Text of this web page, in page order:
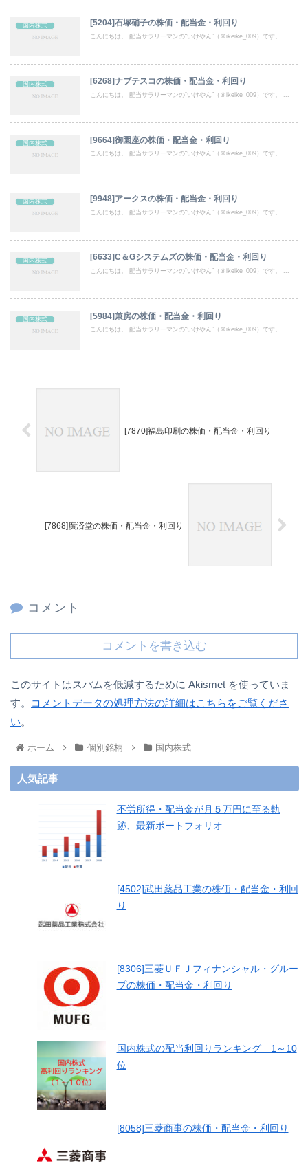
国内株式 [5204]石塚硝子の株価・配当金・利回り
こんにちは。 配当サラリーマンの“いけやん”（＠ikeike_009）です。 ...
国内株式 [6268]ナブテスコの株価・配当金・利回り
こんにちは。 配当サラリーマンの“いけやん”（＠ikeike_009）です。 ...
国内株式 [9664]御園座の株価・配当金・利回り
こんにちは。 配当サラリーマンの“いけやん”（＠ikeike_009）です。 ...
国内株式 [9948]アークスの株価・配当金・利回り
こんにちは。 配当サラリーマンの“いけやん”（＠ikeike_009）です。 ...
国内株式 [6633]C＆Gシステムズの株価・配当金・利回り
こんにちは。 配当サラリーマンの“いけやん”（＠ikeike_009）です。 ...
国内株式 [5984]兼房の株価・配当金・利回り
こんにちは。 配当サラリーマンの“いけやん”（＠ikeike_009）です。 ...
[7870]福島印刷の株価・配当金・利回り
[7868]廣済堂の株価・配当金・利回り
コメント
コメントを書き込む
このサイトはスパムを低減するために Akismet を使っていま
す。
コメントデータの処理方法の詳細はこちらをご覧くださ
い。
ホーム 個別銘柄 国内株式
人気記事
不労所得・配当金が月５万円に至る軌
跡、最新ポートフォリオ
[4502]武田薬品工業の株価・配当金・利回
り
[8306]三菱ＵＦＪフィナンシャル・グルー
プの株価・配当金・利回り
国内株式の配当利回りランキング 1～10
位
[8058]三菱商事の株価・配当金・利回り